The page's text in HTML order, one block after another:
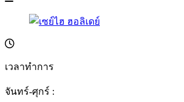
เวลาทำการ
จันทร์-ศุกร์ :